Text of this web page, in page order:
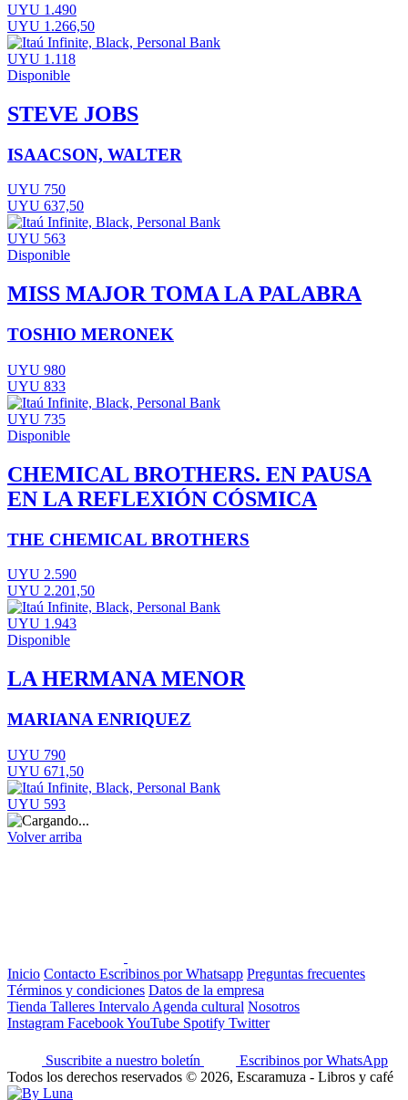
UYU 1.490
UYU 1.266,50
UYU 1.118
Disponible
STEVE JOBS
ISAACSON, WALTER
UYU 750
UYU 637,50
UYU 563
Disponible
MISS MAJOR TOMA LA PALABRA
TOSHIO MERONEK
UYU 980
UYU 833
UYU 735
Disponible
CHEMICAL BROTHERS. EN PAUSA
EN LA REFLEXIÓN CÓSMICA
THE CHEMICAL BROTHERS
UYU 2.590
UYU 2.201,50
UYU 1.943
Disponible
LA HERMANA MENOR
MARIANA ENRIQUEZ
UYU 790
UYU 671,50
UYU 593
Volver arriba
Inicio Contacto Escribinos por Whatsapp Preguntas frecuentes
Términos y condiciones Datos de la empresa
Tienda Talleres Intervalo Agenda cultural Nosotros
Instagram FacebookYouTube Spotify Twitter
Suscribite a nuestro boletín
Escribinos por WhatsApp
Todos los derechos reservados © 2026, Escaramuza - Libros y café